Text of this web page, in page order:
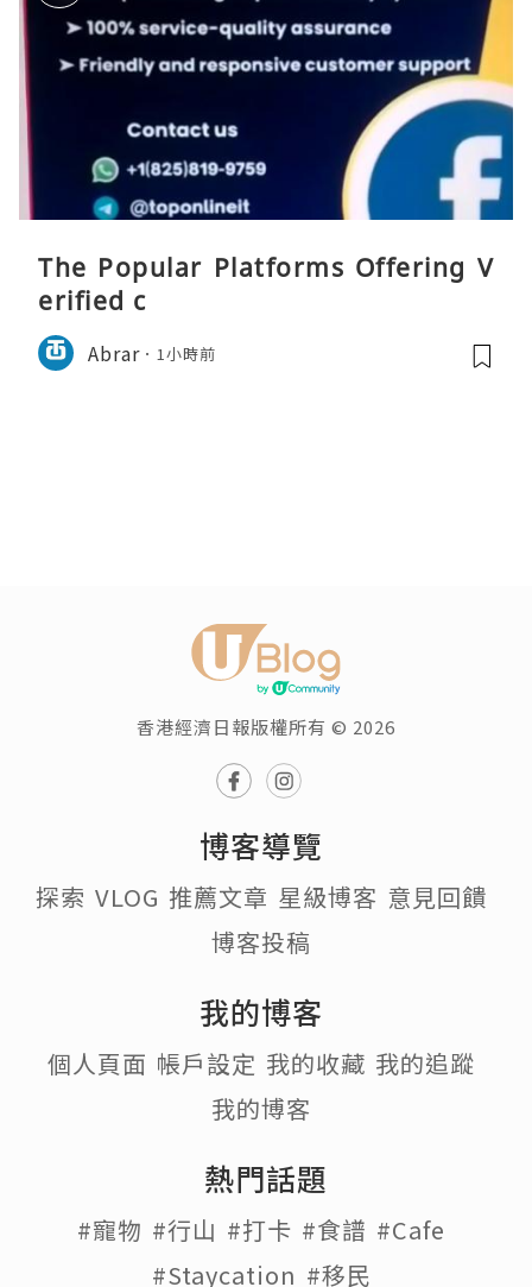
The Popular Platforms Offering V
erified c
Abrar 1小時前
香港經濟日報版權所有 © 2026
博客導覽
探索 VLOG 推薦文章 星級博客 意見回饋
博客投稿
我的博客
個人頁面 帳戶設定 我的收藏 我的追蹤
我的博客
熱門話題
#寵物 #行山 #打卡 #食譜 #Cafe
#Staycation #移民